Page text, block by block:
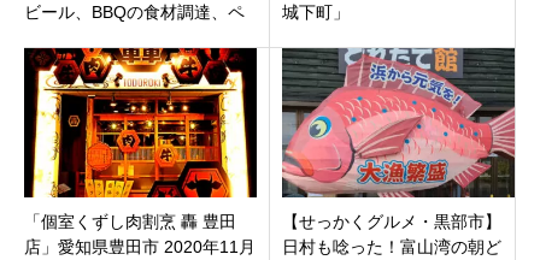
ビール、BBQの食材調達、ペ
城下町」
「個室くずし肉割烹 轟 豊田
店」愛知県豊田市 2020年11月
【せっかくグルメ・黒部市】
日村も唸った！富山湾の朝ど